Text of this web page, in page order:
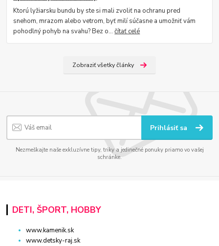
Ktorú lyžiarsku bundu by ste si mali zvoliť na ochranu pred
snehom, mrazom alebo vetrom, byť milí súčasne a umožniť vám
pohodlný pohyb na svahu? Bez o...čítať celé
Zobraziť všetky články
Prihlásiť sa
Nezmeškajte naše exkluzívne tipy, triky a jedinečné ponuky priamo vo vašej
schránke.
DETI, ŠPORT, HOBBY
www.kamenik.sk
www.detsky-raj.sk